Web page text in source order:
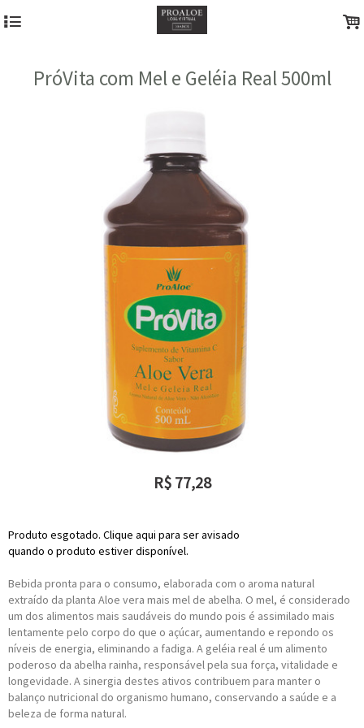
4 .
PróVita com Mel e Geléia Real 500ml
R$ 77,28
Produto esgotado. Clique aqui para ser avisado
quando o produto estiver disponível.
Bebida pronta para o consumo, elaborada com o aroma natural
extraído da planta Aloe vera mais mel de abelha. O mel, é considerado
um dos alimentos mais saudáveis do mundo pois é assimilado mais
lentamente pelo corpo do que o açúcar, aumentando e repondo os
níveis de energia, eliminando a fadiga. A geléia real é um alimento
poderoso da abelha rainha, responsável pela sua força, vitalidade e
longevidade. A sinergia destes ativos contribuem para manter o
balanço nutricional do organismo humano, conservando a saúde e a
beleza de forma natural.